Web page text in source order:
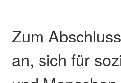
Zum
an, sich für